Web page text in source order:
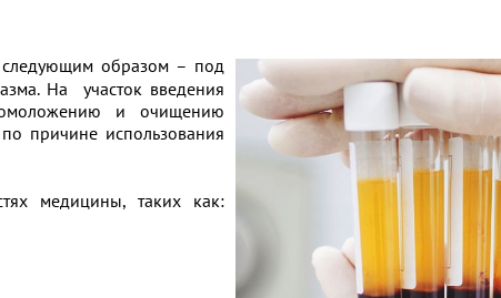
следующим образом – под
На участок введения
и очищению
по причине использования
медицины, таких как: